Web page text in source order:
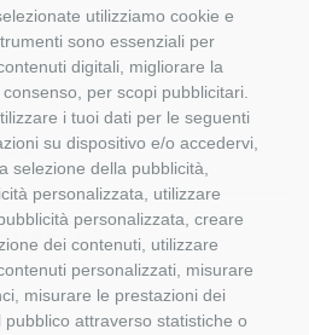
utilizziamo cookie e
sono essenziali per
digitali, migliorare la
per scopi pubblicitari.
i tuoi dati per le seguenti
su dispositivo e/o accedervi,
selezione della pubblicità,
personalizzata, utilizzare
personalizzata, creare
dei contenuti, utilizzare
personalizzati, misurare
misurare le prestazioni dei
attraverso statistiche o
4x2